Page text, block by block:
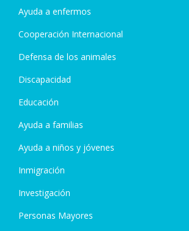
Ayuda a enfermos
Cooperación Internacional
Defensa de los animales
Discapacidad
Educación
Ayuda a familias
Ayuda a niños y jóvenes
Inmigración
Investigación
Personas Mayores